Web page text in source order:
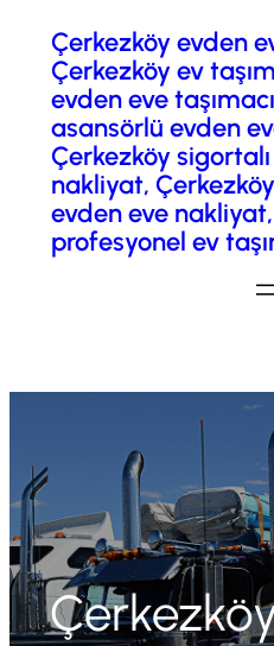
İçeriğeÇerkezköy evden
Çerkezköy ev
evden eve
asansörlü evden
Çerkezköy
nakliyat,
evden eve
profesyonel ev